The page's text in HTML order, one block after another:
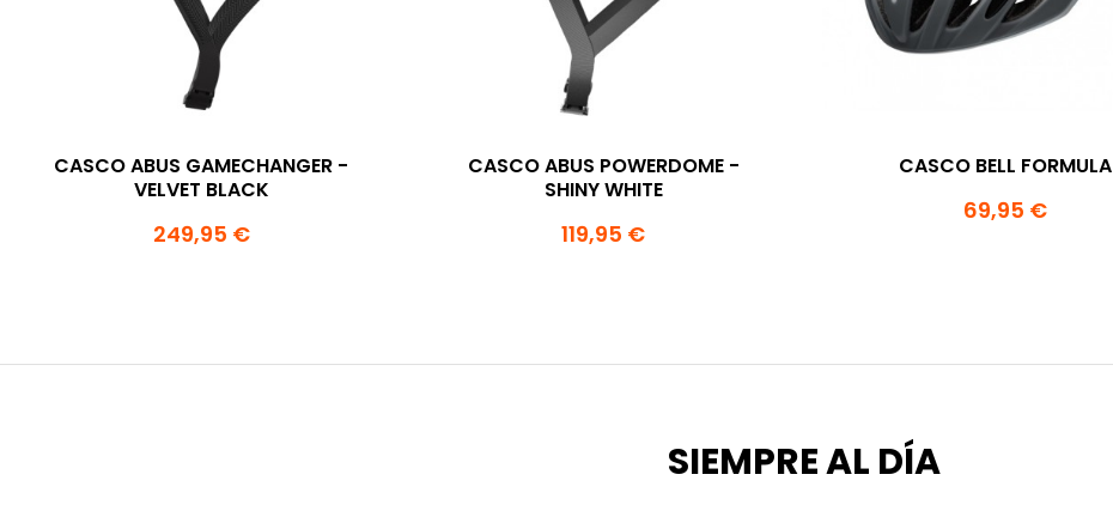
CASCO ABUS GAMECHANGER -
VELVET BLACK
249,95 €
CASCO ABUS POWERDOME -
SHINY WHITE
119,95 €
CASCO BELL FORMULA
69,95 €
SIEMPRE AL DÍA